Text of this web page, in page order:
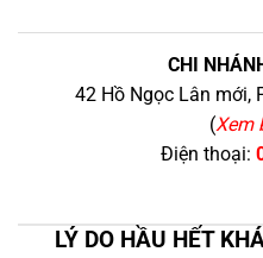
CHI
42 Hồ Ngọc Lân mới,
(Xem
Điện thoại:
LÝ DO HẦU HẾT